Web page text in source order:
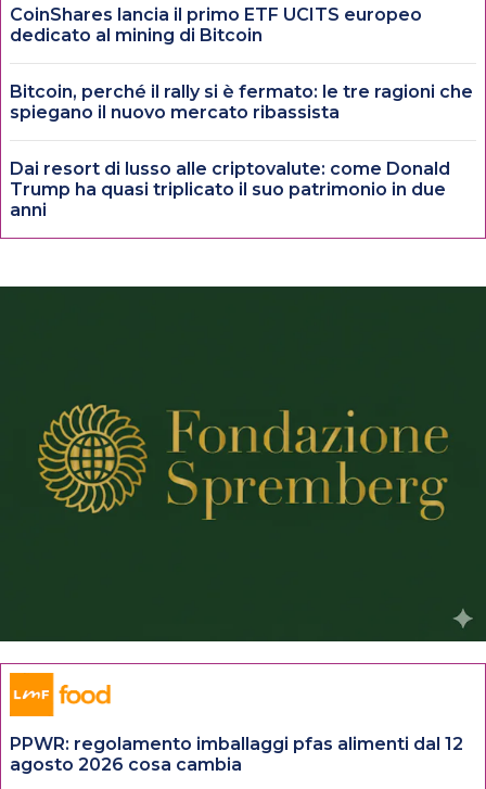
CoinShares lancia il primo ETF UCITS europeo
dedicato al mining di Bitcoin
Bitcoin, perché il rally si è fermato: le tre ragioni che
spiegano il nuovo mercato ribassista
Dai resort di lusso alle criptovalute: come Donald
Trump ha quasi triplicato il suo patrimonio in due
anni
PPWR: regolamento imballaggi pfas alimenti dal 12
agosto 2026 cosa cambia